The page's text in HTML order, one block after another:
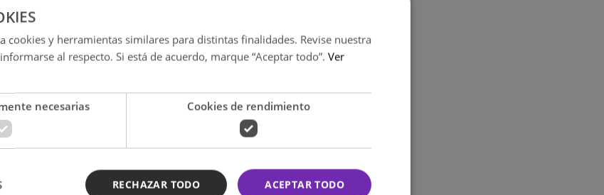
Difusión)
más completa de lo que el país puede ofrecer: música,
en un mismo lugar, durante dos noches.
cookies y herramientas similares para distintas finalidades. Revise nuestra
al respecto. Si está de acuerdo, marque “Aceptar todo”. Ver
necesarias Cookies de rendimiento
ACEPTAR TODO
RECHAZAR TODO